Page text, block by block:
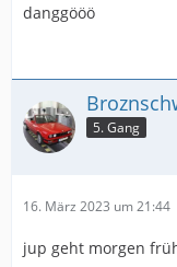
danggööö
5. Gang
16. März 2023 um 21:44
jup geht morgen